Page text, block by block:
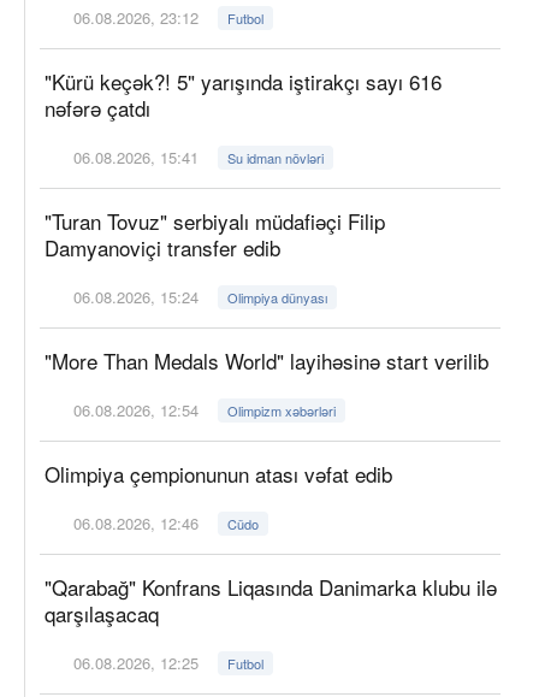
06.08.2026, 23:12 Futbol
"Kürü keçək?! 5" yarışında iştirakçı sayı 616
nəfərə çatdı
06.08.2026, 15:41 Su idman növləri
"Turan Tovuz" serbiyalı müdafiəçi Filip
Damyanoviçi transfer edib
06.08.2026, 15:24 Olimpiya dünyası
"More Than Medals World" layihəsinə start verilib
06.08.2026, 12:54 Olimpizm xəbərləri
Olimpiya çempionunun atası vəfat edib
06.08.2026, 12:46 Cüdo
"Qarabağ" Konfrans Liqasında Danimarka klubu ilə
qarşılaşacaq
06.08.2026, 12:25 Futbol